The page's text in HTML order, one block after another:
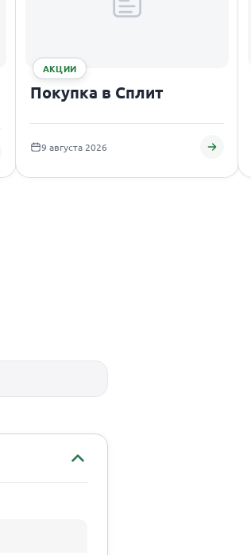
АКЦИИ
Покупка в Сплит
9 августа 2026